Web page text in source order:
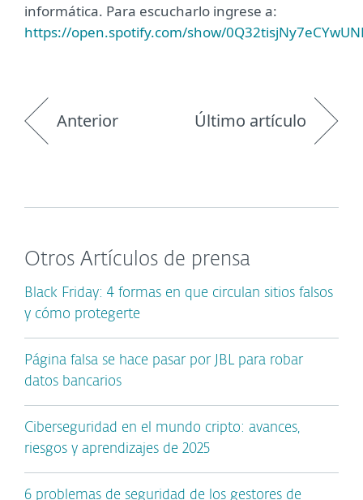
informática. Para escucharlo ingrese a:
https://open.spotify.com/show/
Anterior Último artículo
Otros Artículos de prensa
Black Friday: 4 formas en que circulan sitios falsos
y cómo protegerte
Página falsa se hace pasar por JBL para robar
datos bancarios
Ciberseguridad en el mundo cripto: avances,
riesgos y aprendizajes de 2025
6 problemas de seguridad de los gestores de